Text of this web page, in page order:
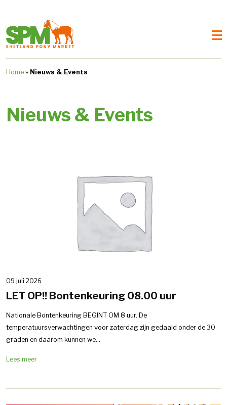
Home » Nieuws & Events
Nieuws & Events
09 juli 2026
LET OP!! Bontenkeuring 08.00 uur
Nationale Bontenkeuring BEGINT OM 8 uur. De
temperatuursverwachtingen voor zaterdag zijn gedaald onder de 30
graden en daarom kunnen we...
Lees meer